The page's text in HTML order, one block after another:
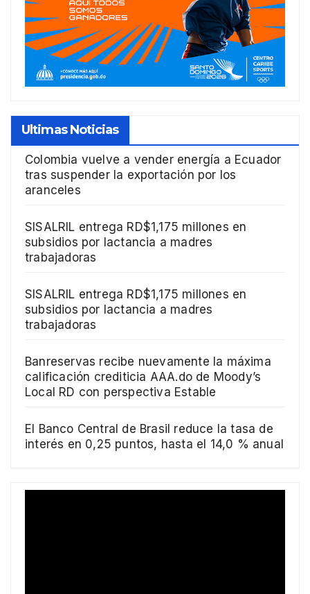
Ultimas Noticias
Colombia vuelve a vender energía a Ecuador
tras suspender la exportación por los
aranceles
SISALRIL entrega RD$1,175 millones en
subsidios por lactancia a madres
trabajadoras
SISALRIL entrega RD$1,175 millones en
subsidios por lactancia a madres
trabajadoras
Banreservas recibe nuevamente la máxima
calificación crediticia AAA.do de Moody’s
Local RD con perspectiva Estable
El Banco Central de Brasil reduce la tasa de
interés en 0,25 puntos, hasta el 14,0 % anual